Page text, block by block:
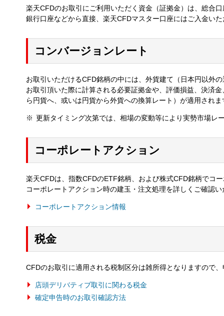
楽天CFDのお取引にご利用いただく資金（証拠金）は、総合
銀行口座などから直接、楽天CFDマスター口座にはご入金い
コンバージョンレート
お取引いただけるCFD銘柄の中には、外貨建て（日本円以外
お取引頂いた際に計算される必要証拠金や、評価損益、決済
ら円貨へ、或いは円貨から外貨への換算レート）が適用されま
更新タイミング次第では、相場の変動等により実勢市場レ
コーポレートアクション
楽天CFDは、指数CFDのETF銘柄、および株式CFD銘柄でコ
コーポレートアクション時の建玉・注文処理を詳しくご確認
コーポレートアクション情報
税金
CFDのお取引に適用される税制区分は雑所得となりますので
店頭デリバティブ取引に関わる税金
確定申告時のお取引確認方法